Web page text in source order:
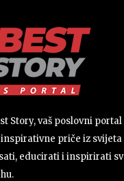
Story, vaš poslovni
priče iz svijeta
educirati i inspirirati